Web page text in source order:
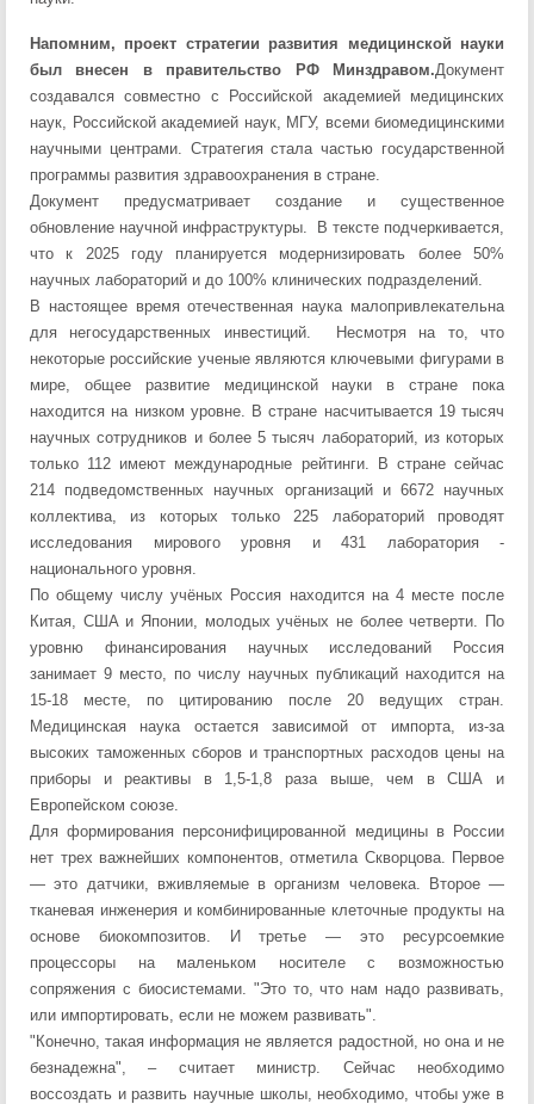
Напомним, проект стратегии развития медицинской науки
был внесен в правительство РФ Минздравом.Документ
создавался совместно с Российской академией медицинских
наук, Российской академией наук, МГУ, всеми биомедицинскими
научными центрами. Стратегия стала частью государственной
программы развития здравоохранения в стране.
Документ предусматривает создание и существенное
обновление научной инфраструктуры. В тексте подчеркивается,
что к 2025 году планируется модернизировать более 50%
научных лабораторий и до 100% клинических подразделений.
В настоящее время отечественная наука малопривлекательна
для негосударственных инвестиций. Несмотря на то, что
некоторые российские ученые являются ключевыми фигурами в
мире, общее развитие медицинской науки в стране пока
находится на низком уровне. В стране насчитывается 19 тысяч
научных сотрудников и более 5 тысяч лабораторий, из которых
только 112 имеют международные рейтинги. В стране сейчас
214 подведомственных научных организаций и 6672 научных
коллектива, из которых только 225 лабораторий проводят
исследования мирового уровня и 431 лаборатория -
национального уровня.
По общему числу учёных Россия находится на 4 месте после
Китая, США и Японии, молодых учёных не более четверти. По
уровню финансирования научных исследований Россия
занимает 9 место, по числу научных публикаций находится на
15-18 месте, по цитированию после 20 ведущих стран.
Медицинская наука остается зависимой от импорта, из-за
высоких таможенных сборов и транспортных расходов цены на
приборы и реактивы в 1,5-1,8 раза выше, чем в США и
Европейском союзе.
Для формирования персонифицированной медицины в России
нет трех важнейших компонентов, отметила Скворцова. Первое
— это датчики, вживляемые в организм человека. Второе —
тканевая инженерия и комбинированные клеточные продукты на
основе биокомпозитов. И третье — это ресурсоемкие
процессоры на маленьком носителе с возможностью
сопряжения с биосистемами. "Это то, что нам надо развивать,
или импортировать, если не можем развивать".
"Конечно, такая информация не является радостной, но она и не
безнадежна", – считает министр. Сейчас необходимо
воссоздать и развить научные школы, необходимо, чтобы уже в